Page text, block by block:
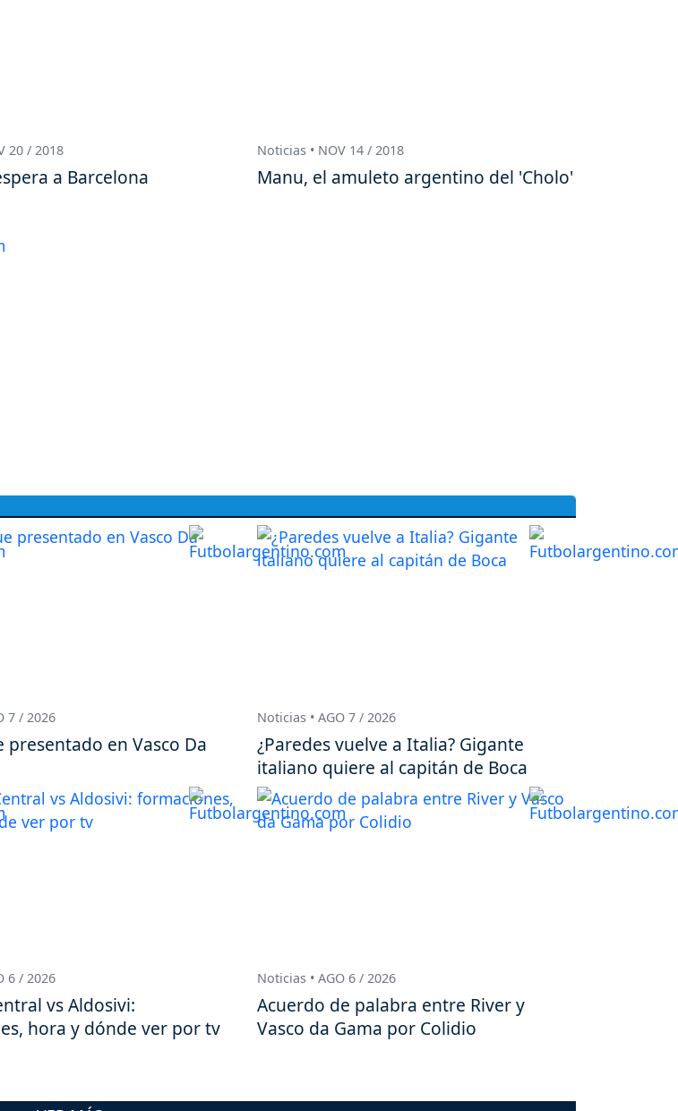
20 / 2018
a Barcelona
Noticias • NOV 14 / 2018
Manu, el amuleto argentino del 'Cholo'
7 / 2026
presentado en Vasco Da
Noticias • AGO 7 / 2026
¿Paredes vuelve a Italia? Gigante
italiano quiere al capitán de Boca
6 / 2026
vs Aldosivi:
hora y dónde ver por tv
Noticias • AGO 6 / 2026
Acuerdo de palabra entre River y
Vasco da Gama por Colidio